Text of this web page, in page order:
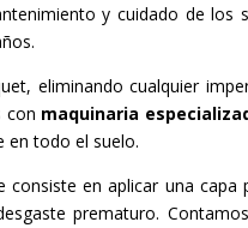
y cuidado de los
eliminando cualquier
con maquinaria
en todo el suelo.
en aplicar una capa
prematuro.